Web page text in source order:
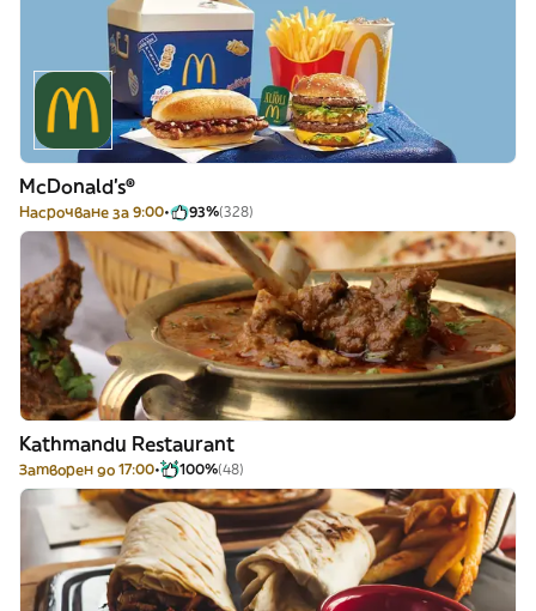
McDonald's®
Насрочване за 9:00 93%(328)
Kathmandu Restaurant
Затворен до 17:00 100%(48)